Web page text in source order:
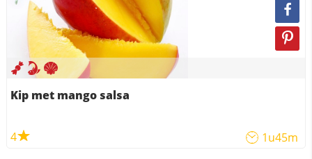
Kip met mango salsa
4 1u45m